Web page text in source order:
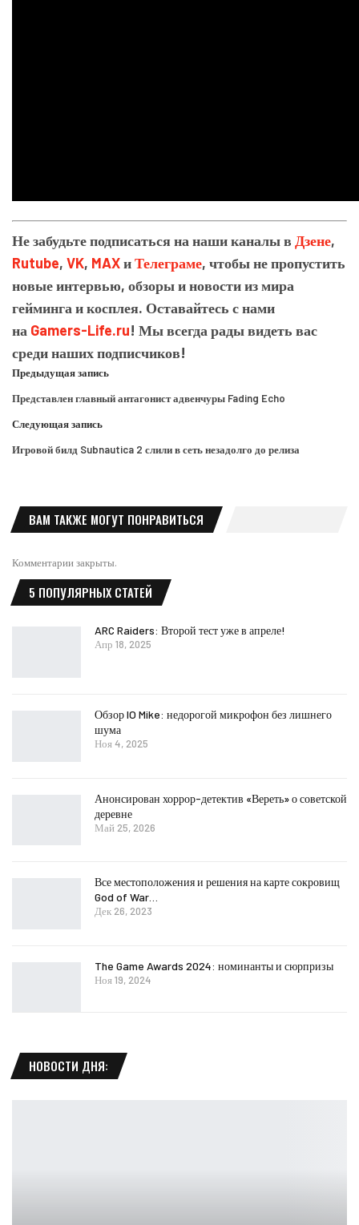
Не забудьте подписаться на наши каналы в Дзене,
Rutube, VK, MAXиТелеграме, чтобы не пропустить
новые интервью, обзоры и новости из мира
гейминга и косплея. Оставайтесь с нами
на Gamers-Life.ru! Мы всегда рады видеть вас
среди наших подписчиков!
Предыдущая запись
Представлен главный антагонист адвенчуры Fading Echo
Следующая запись
Игровой билд Subnautica 2 слили в сеть незадолго до релиза
ВАМ ТАКЖЕ МОГУТ ПОНРАВИТЬСЯ
Комментарии закрыты.
5 ПОПУЛЯРНЫХ СТАТЕЙ
ARC Raiders: Второй тест уже в апреле!
Апр 18, 2025
Обзор IO Mike: недорогой микрофон без лишнего
шума
Ноя 4, 2025
Анонсирован хоррор-детектив «Вереть» о советской
деревне
Май 25, 2026
Все местоположения и решения на карте сокровищ
God of War…
Дек 26, 2023
The Game Awards 2024: номинанты и сюрпризы
Ноя 19, 2024
НОВОСТИ ДНЯ: